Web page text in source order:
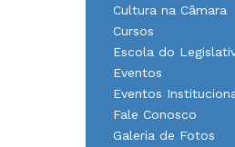
Cultura na Câmara
Cursos
Escola do
Eventos
Eventos
Fale Conosco
Galeria de Fotos